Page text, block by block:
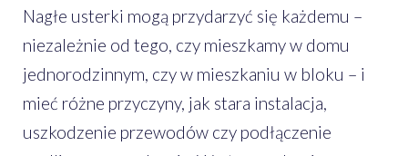
Nagłe usterki mogą przydarzyć się każdemu –
niezależnie od tego, czy mieszkamy w domu
jednorodzinnym, czy w mieszkaniu w bloku – i
mieć różne przyczyny, jak stara instalacja,
uszkodzenie przewodów czy podłączenie